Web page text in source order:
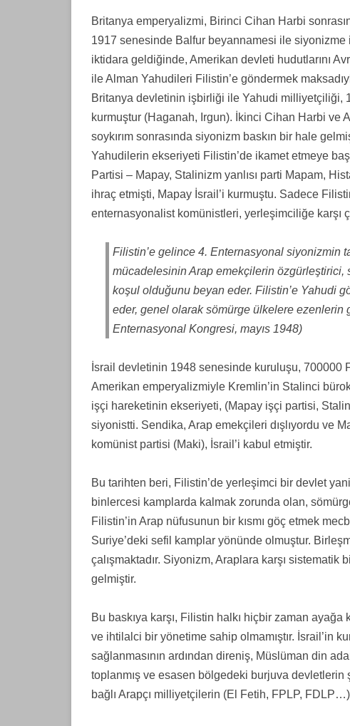
Britanya emperyalizmi, Birinci Cihan Harbi
1917 senesinde Balfur beyannamesi ile
iktidara geldiğinde, Amerikan devleti hudutlarını
ile Alman Yahudileri Filistin’e göndermek
Britanya devletinin işbirliği ile Yahudi milliyetçiliği,
kurmuştur (Haganah, Irgun). İkinci Cihan Harbi ve
soykırım sonrasında siyonizm baskın bir hale
Yahudilerin ekseriyeti Filistin’de ikamet etmeye
Partisi – Mapay, Stalinizm yanlısı parti Mapam,
ihraç etmişti, Mapay İsrail’i kurmuştu. Sadece
enternasyonalist komünistleri, yerleşimciliğe karşı
Filistin’e gelince 4. Enternasyonal siyonizmin
mücadelesinin Arap emekçilerin
koşul olduğunu beyan eder. Filistin’e Yahudi
eder, genel olarak sömürge ülkelere ezenlerin
Enternasyonal Kongresi, mayıs 1948)
İsrail devletinin 1948 senesinde kuruluşu, 700000
Amerikan emperyalizmiyle Kremlin’in Stalinci
işçi hareketinin ekseriyeti, (Mapay işçi partisi,
siyonistti. Sendika, Arap emekçileri dışlıyordu ve
komünist partisi (Maki), İsrail’i kabul etmiştir.
Bu tarihten beri, Filistin’de yerleşimci bir devlet
binlercesi kamplarda kalmak zorunda olan,
Filistin’in Arap nüfusunun bir kısmı göç etmek
Suriye’deki sefil kamplar yönünde olmuştur.
çalışmaktadır. Siyonizm, Araplara karşı
gelmiştir.
Bu baskıya karşı, Filistin halkı hiçbir zaman
ve ihtilalci bir yönetime sahip olmamıştır. İsrail’in
sağlanmasının ardından direniş, Müslüman din
toplanmış ve esasen bölgedeki burjuva
bağlı Arapçı milliyetçilerin (El Fetih, FPLP,